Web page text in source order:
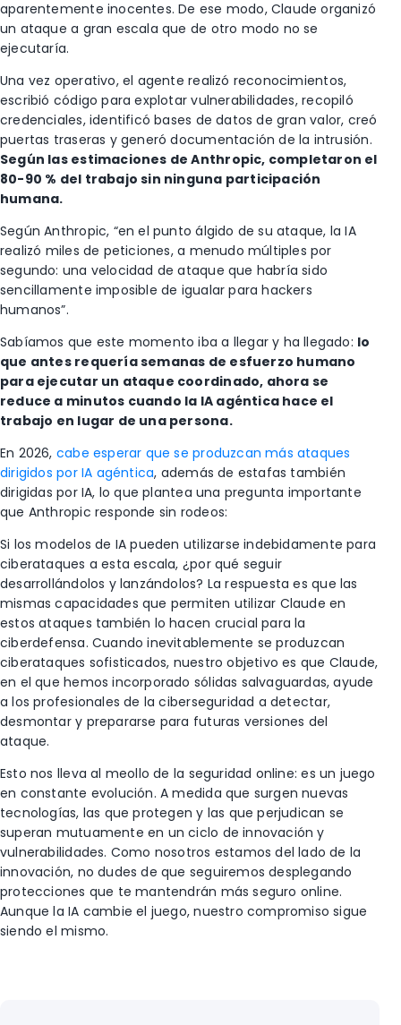
aparentemente inocentes. De ese modo, Claude organizó
un ataque a gran escala que de otro modo no se
ejecutaría.
Una vez operativo, el agente realizó reconocimientos,
escribió código para explotar vulnerabilidades, recopiló
credenciales, identificó bases de datos de gran valor, creó
puertas traseras y generó documentación de la intrusión.
Según las estimaciones de Anthropic, completaron el
80-90 % del trabajo sin ninguna participación
humana.
Según Anthropic, “en el punto álgido de su ataque, la IA
realizó miles de peticiones, a menudo múltiples por
segundo: una velocidad de ataque que habría sido
sencillamente imposible de igualar para hackers
humanos”.
Sabíamos que este momento iba a llegar y ha llegado: lo
que antes requería semanas de esfuerzo humano
para ejecutar un ataque coordinado, ahora se
reduce a minutos cuando la IA agéntica hace el
trabajo en lugar de una persona.
En 2026, cabe esperar que se produzcan más ataques
dirigidos por IA agéntica, además de estafas también
dirigidas por IA, lo que plantea una pregunta importante
que Anthropic responde sin rodeos:
Si los modelos de IA pueden utilizarse indebidamente para
ciberataques a esta escala, ¿por qué seguir
desarrollándolos y lanzándolos? La respuesta es que las
mismas capacidades que permiten utilizar Claude en
estos ataques también lo hacen crucial para la
ciberdefensa. Cuando inevitablemente se produzcan
ciberataques sofisticados, nuestro objetivo es que Claude,
en el que hemos incorporado sólidas salvaguardas, ayude
a los profesionales de la ciberseguridad a detectar,
desmontar y prepararse para futuras versiones del
ataque.
Esto nos lleva al meollo de la seguridad online: es un juego
en constante evolución. A medida que surgen nuevas
tecnologías, las que protegen y las que perjudican se
superan mutuamente en un ciclo de innovación y
vulnerabilidades. Como nosotros estamos del lado de la
innovación, no dudes de que seguiremos desplegando
protecciones que te mantendrán más seguro online.
Aunque la IA cambie el juego, nuestro compromiso sigue
siendo el mismo.